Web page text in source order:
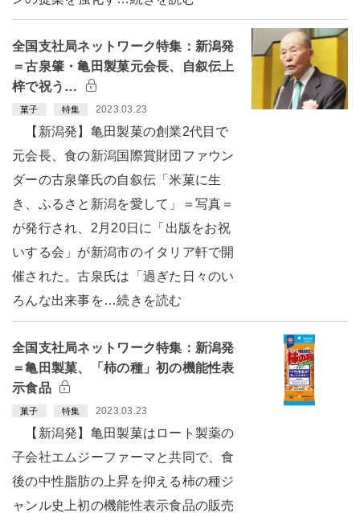
全国支社局ネットワーク特集：新潟発
＝古泉肇・亀田製菓元会長、自叙伝上
梓で祝う…
菓子 特集 2023.03.23
【新潟発】亀田製菓の創業2代目で
元会長、食の新潟国際賞財団ファウン
ダーの古泉肇氏の自叙伝「米菓に生
き、ふるさと新潟を愛して」＝写真＝
が発行され、2月20日に「出版をお祝
いする会」が新潟市のイタリア軒で開
催された。古泉氏は「過ぎた日々のい
ろんな出来事を…続きを読む
全国支社局ネットワーク特集：新潟発
＝亀田製菓、「柿の種」初の機能性表
示食品
菓子 特集 2023.03.23
【新潟発】亀田製菓はロート製薬の
子会社エムジーファーマと共同で、食
後の中性脂肪の上昇を抑える柿の種ジ
ャンル史上初の機能性表示食品の販売